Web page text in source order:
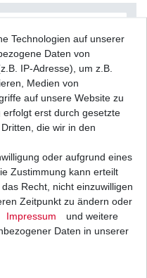
Kawasaki KLF 300
1989 - 2007
6,90 € *
/ Stück
zzgl.
Technologien auf unserer
Daten von
IP-Adresse), um z.B.
Medien von
auf unsere Website zu
erst durch gesetzte
die wir in den
oder aufgrund eines
Zustimmung kann erteilt
Recht, nicht einzuwilligen
Zeitpunkt zu ändern oder
Impressum
und weitere
Daten in unserer